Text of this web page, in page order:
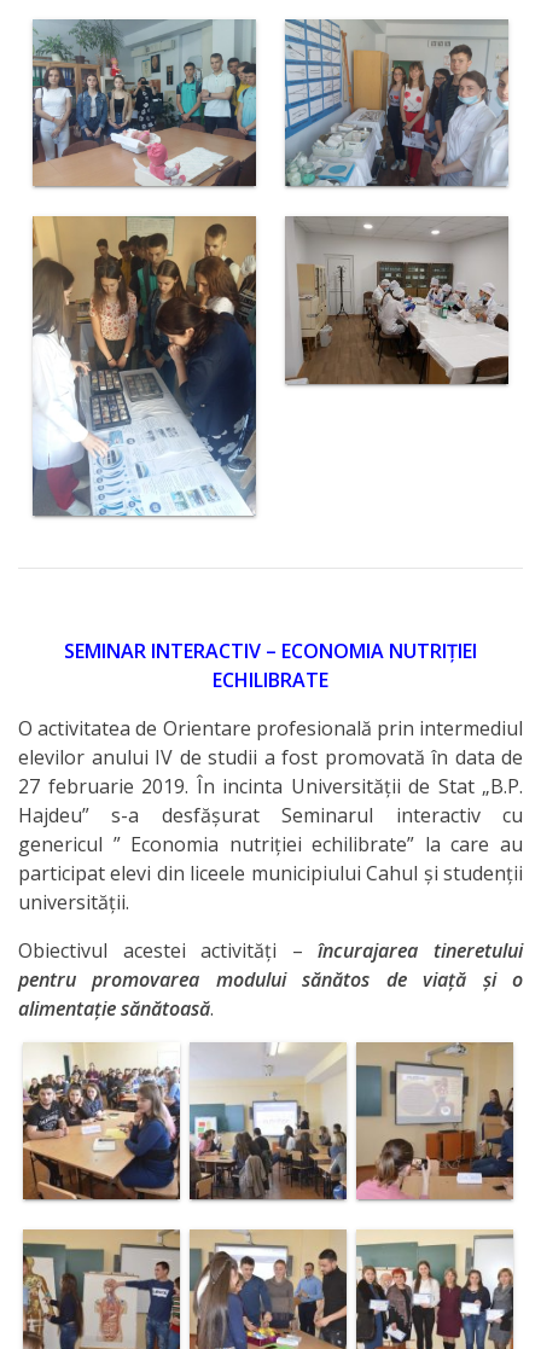
SEMINAR INTERACTIV – ECONOMIA NUTRIȚIEI
ECHILIBRATE
O activitatea de Orientare profesională prin intermediul
elevilor anului IV de studii a fost promovată în data de
27 februarie 2019. În incinta Universității de Stat „B.P.
Hajdeu” s-a desfășurat Seminarul interactiv cu
genericul ” Economia nutriției echilibrate” la care au
participat elevi din liceele municipiului Cahul și studenții
universității.
Obiectivul acestei activități –încurajarea tineretului
pentru promovarea modului sănătos de viață și o
alimentație sănătoasă.